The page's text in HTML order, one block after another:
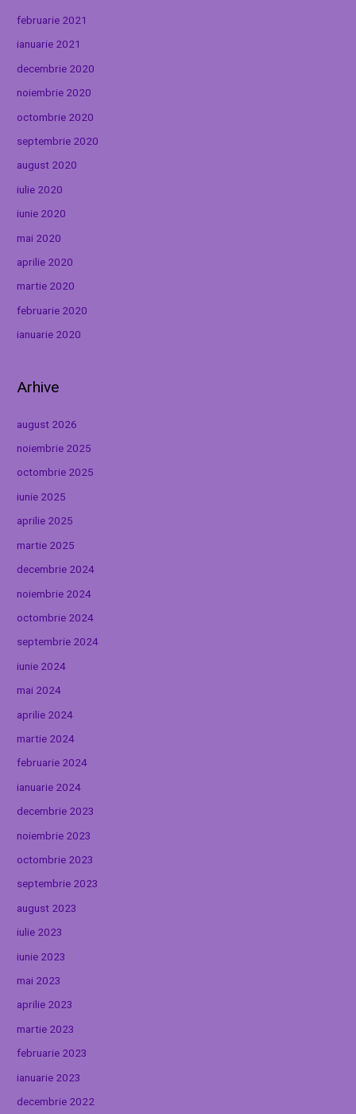
februarie 2021
ianuarie 2021
decembrie 2020
noiembrie 2020
octombrie 2020
septembrie 2020
august 2020
iulie 2020
iunie 2020
mai 2020
aprilie 2020
martie 2020
februarie 2020
ianuarie 2020
Arhive
august 2026
noiembrie 2025
octombrie 2025
iunie 2025
aprilie 2025
martie 2025
decembrie 2024
noiembrie 2024
octombrie 2024
septembrie 2024
iunie 2024
mai 2024
aprilie 2024
martie 2024
februarie 2024
ianuarie 2024
decembrie 2023
noiembrie 2023
octombrie 2023
septembrie 2023
august 2023
iulie 2023
iunie 2023
mai 2023
aprilie 2023
martie 2023
februarie 2023
ianuarie 2023
decembrie 2022